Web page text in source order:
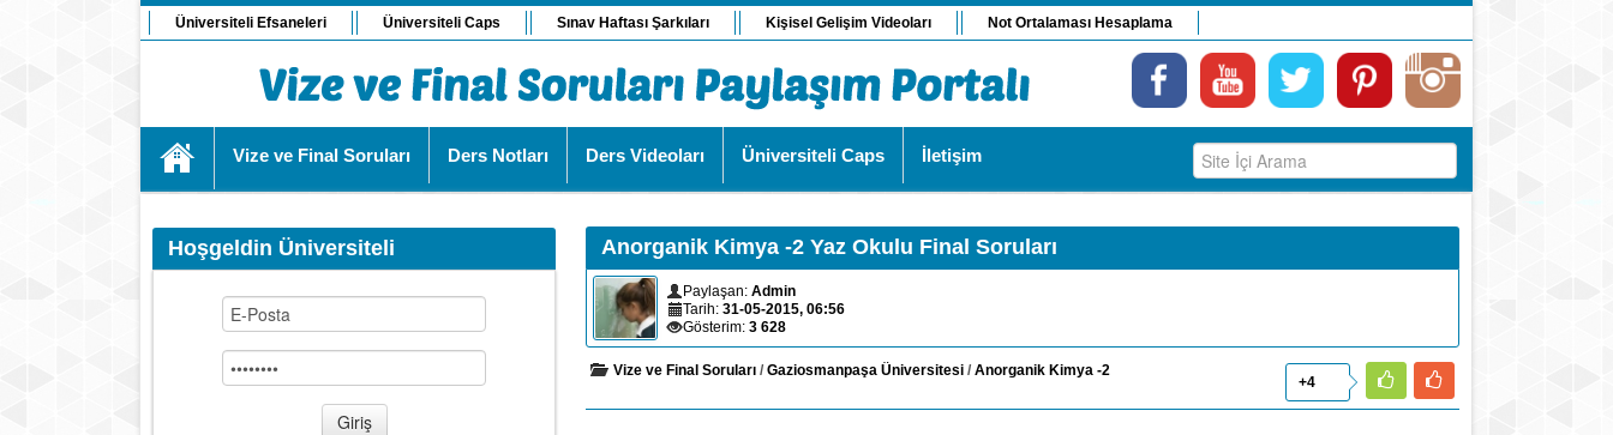
Üniversiteli Efsaneleri Üniversiteli Caps Sınav Haftası Şarkıları Kişisel Gelişim Videoları Not Ortalaması Hesaplama
Vize ve Final Soruları Ders Notları Ders Videoları Üniversiteli Caps İletişim
Hoşgeldin Üniversiteli
Giriş
Anorganik Kimya -2 Yaz Okulu Final Soruları
Paylaşan: Admin
Tarih: 31-05-2015, 06:56
Gösterim: 3 628
Vize ve Final Soruları / Gaziosmanpaşa Üniversitesi / Anorganik Kimya -2
+4